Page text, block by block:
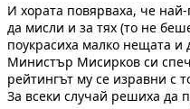
И хората повярваха, че
да мисли и за тях (то не
поукрасиха малко нещата и
Министър Мисирков си
рейтингът му се изравни с
За всеки случай решиха да